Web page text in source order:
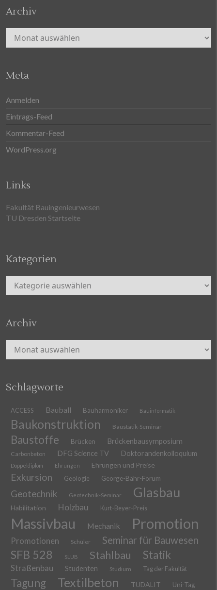
Archiv
Archiv
Meta
Anmelden
Eintrags-Feed
Kommentar-Feed
WordPress.org
Links
Fakultät Bauingenieurwesen
TU Dresden Startseite
Kategorien
Kategorien
Archiv
Archiv
Schlagworte
ACCESS Bauball Bauharmoniker Bauinformatik
Baukonstruktion Baustatik-Seminar
Baustoffe Brücken Brückenbausymposium
Carbonbeton DFG Science TV Doktorandenkolloquium
Doppeldiplom Ehrungen Ehrungen und Preise
Exkursion Geologie George-Bähr-Forum
Geotechnik Geotechnik-Seminar Glasbau
Habilitation Holzbau Kurt-Beyer-Preis
Massivbau Mechanik Promotion
Promotionen Schüler Seminar für Bauwesen
SFB 528 SLUB Stahlbau Statik
Straßenbau Studenten Studium Tag der Fakultät
Tagung Textilbeton TUDALIT Uni-Tag